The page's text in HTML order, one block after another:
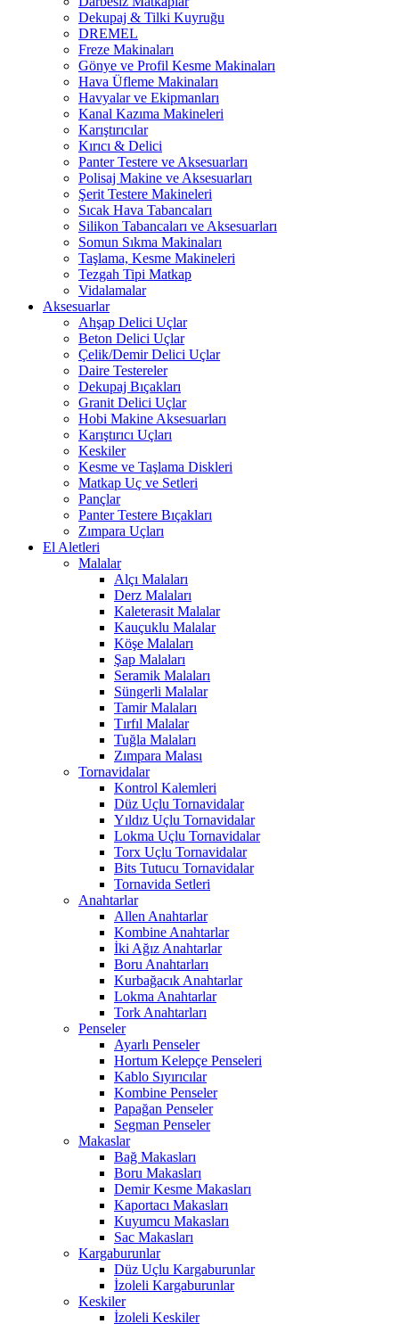
Dekupaj & Tilki Kuyruğu
DREMEL
Freze Makinaları
Gönye ve Profil Kesme Makinaları
Hava Üfleme Makinaları
Havyalar ve Ekipmanları
Kanal Kazıma Makineleri
Karıştırıcılar
Kırıcı & Delici
Panter Testere ve Aksesuarları
Polisaj Makine ve Aksesuarları
Şerit Testere Makineleri
Sıcak Hava Tabancaları
Silikon Tabancaları ve Aksesuarları
Somun Sıkma Makinaları
Taşlama, Kesme Makineleri
Tezgah Tipi Matkap
Vidalamalar
Aksesuarlar
Ahşap Delici Uçlar
Beton Delici Uçlar
Çelik/Demir Delici Uçlar
Daire Testereler
Dekupaj Bıçakları
Granit Delici Uçlar
Hobi Makine Aksesuarları
Karıştırıcı Uçları
Keskiler
Kesme ve Taşlama Diskleri
Matkap Uç ve Setleri
Pançlar
Panter Testere Bıçakları
Zımpara Uçları
El Aletleri
Malalar
Alçı Malaları
Derz Malaları
Kaleterasit Malalar
Kauçuklu Malalar
Köşe Malaları
Şap Malaları
Seramik Malaları
Süngerli Malalar
Tamir Malaları
Tırfıl Malalar
Tuğla Malaları
Zımpara Malası
Tornavidalar
Kontrol Kalemleri
Düz Uçlu Tornavidalar
Yıldız Uçlu Tornavidalar
Lokma Uçlu Tornavidalar
Torx Uçlu Tornavidalar
Bits Tutucu Tornavidalar
Tornavida Setleri
Anahtarlar
Allen Anahtarlar
Kombine Anahtarlar
İki Ağız Anahtarlar
Boru Anahtarları
Kurbağacık Anahtarlar
Lokma Anahtarlar
Tork Anahtarları
Penseler
Ayarlı Penseler
Hortum Kelepçe Penseleri
Kablo Sıyırıcılar
Kombine Penseler
Papağan Penseler
Segman Penseler
Makaslar
Bağ Makasları
Boru Makasları
Demir Kesme Makasları
Kaportacı Makasları
Kuyumcu Makasları
Sac Makasları
Kargaburunlar
Düz Uçlu Kargaburunlar
İzoleli Kargaburunlar
Keskiler
İzoleli Keskiler